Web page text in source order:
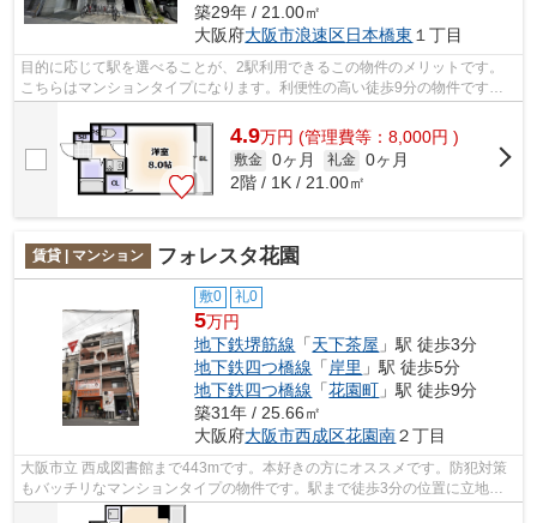
築29年 / 21.00㎡
大阪府大阪市浪速区日本橋東 １丁目
目的に応じて駅を選べることが、2駅利用できるこの物件のメリットです。
こちらはマンションタイプになります。利便性の高い徒歩9分の物件です。
共用部にはエレベータ・敷地内ごみ置き...
4.9万円 (管理費等：8,000円 )
敷金 0ヶ月 礼金 0ヶ月
2階 / 1K / 21.00㎡
賃貸 | マンション フォレスタ花園
敷0 礼0
5万円
地下鉄堺筋線 「天下茶屋 」駅 徒歩3分
地下鉄四つ橋線 「岸里 」駅 徒歩5分
地下鉄四つ橋線 「花園町 」駅 徒歩9分
築31年 / 25.66㎡
大阪府大阪市西成区花園南２丁目
大阪市立 西成図書館まで443mです。本好きの方にオススメです。防犯対策
もバッチリなマンションタイプの物件です。駅まで徒歩3分の位置に立地す
る、アクセス良好な物件です。共用部に...